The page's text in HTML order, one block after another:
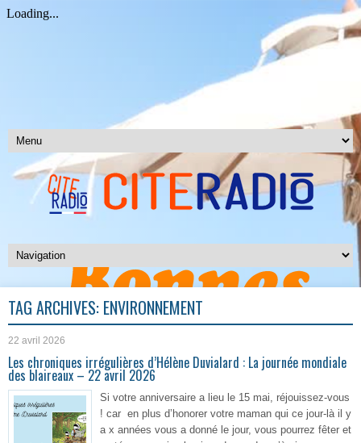
TAG ARCHIVES: ENVIRONNEMENT
22 avril 2026
Les chroniques irrégulières d’Hélène Duvialard : La journée mondiale
des blaireaux – 22 avril 2026
Si votre anniversaire a lieu le 15 mai, réjouissez-vous
! car en plus d’honorer votre maman qui ce jour-là il y
a x années vous a donné le jour, vous pourrez fêter et